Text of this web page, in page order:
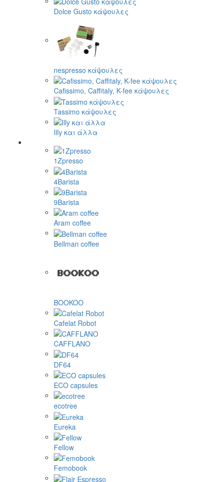
Dolce Gusto κάψουλες
nespresso κάψουλες
Cafissimo, Caffitaly, K-fee κάψουλες
Tassimo κάψουλες
Illy και άλλα
1Zpresso
4Barista
9Barista
Aram coffee
Bellman coffee
BOOKOO
Cafelat Robot
CAFFLANO
DF64
ECO capsules
ecotree
Eureka
Fellow
Femobook